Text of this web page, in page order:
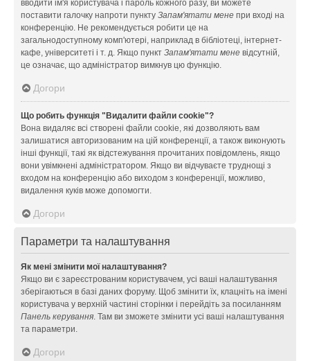
вводити ім'я користувача і пароль кожного разу, ви можете
поставити галочку напроти пункту Запам'ятати мене при вході на
конференцію. Не рекомендується робити це на
загальнодоступному комп'ютері, наприклад в бібліотеці, інтернет-
кафе, університеті і т. д. Якщо пункт Запам'ятати мене відсутній,
це означає, що адміністратор вимкнув цю функцію.
Догори
Що робить функція "Видалити файли cookie"?
Вона видаляє всі створені файли cookie, які дозволяють вам
залишатися авторизованим на цій конференції, а також виконують
інші функції, такі як відстежування прочитаних повідомлень, якщо
вони увімкнені адміністратором. Якщо ви відчуваєте труднощі з
входом на конференцію або виходом з конференції, можливо,
видалення куків може допомогти.
Догори
Параметри та налаштування
Як мені змінити мої налаштування?
Якщо ви є зареєстрованим користувачем, усі ваші налаштування
зберігаються в базі даних форуму. Щоб змінити їх, клацніть на імені
користувача у верхній частині сторінки і перейдіть за посиланням
Панель керування. Там ви зможете змінити усі ваші налаштування
та параметри.
Догори